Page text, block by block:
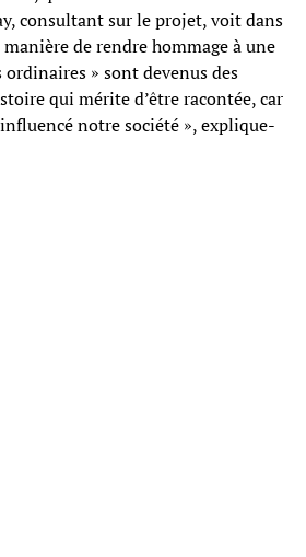
consultant sur le projet, voit dans
de rendre hommage à une
ordinaires » sont devenus des
qui mérite d’être racontée, car
notre société », explique-